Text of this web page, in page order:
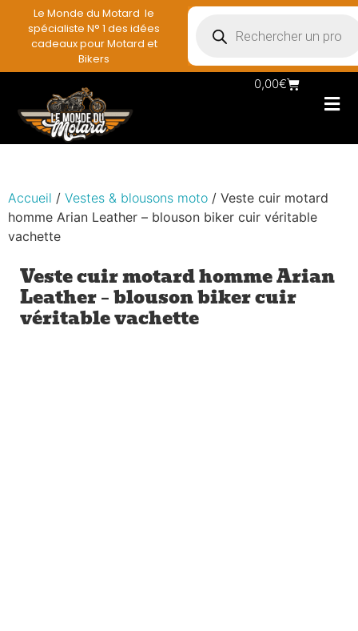
Le Monde du Motard le
spécialiste N° 1 des idées
cadeaux pour Motard et
Bikers
0,00€
Accueil / Vestes & blousons moto / Veste cuir motard
homme Arian Leather – blouson biker cuir véritable
vachette
Veste cuir motard homme Arian
Leather – blouson biker cuir
véritable vachette